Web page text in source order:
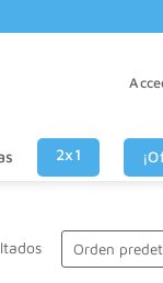
🚚 | 💳 3 CUOTAS
2x1